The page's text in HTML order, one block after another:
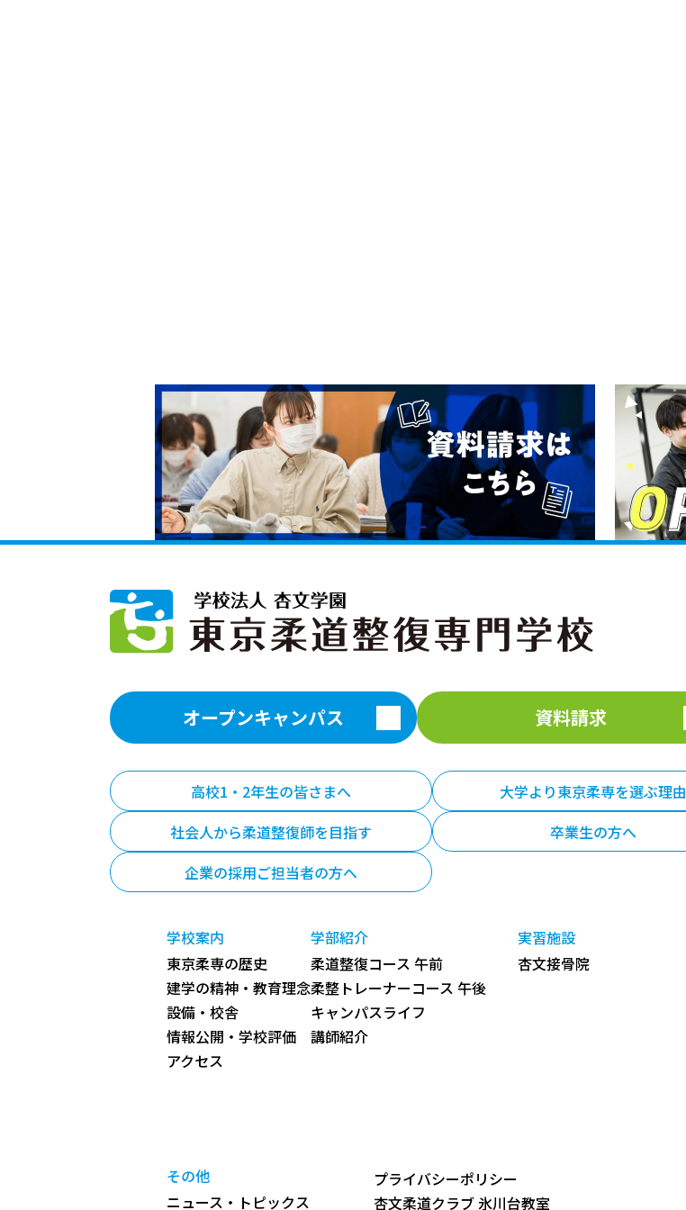
オープンキャンパス 資料請求
高校1・2年生の皆さまへ 大学より東京柔専を選ぶ理由
社会人から柔道整復師を目指す
卒業生の方へ
企業の採用ご担当者の方へ
学校案内
東京柔専の歴史
建学の精神・教育理念
設備・校舎
情報公開・学校評価
アクセス
学部紹介
柔道整復コース 午前
柔整トレーナーコース 午後
キャンパスライフ
講師紹介
実習施設
杏文接骨院
その他
ニュース・トピックス
プライバシーポリシー
杏文柔道クラブ 氷川台教室